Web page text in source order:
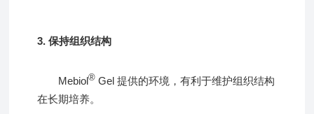
3. 保持组织结构
Mebiol® Gel 提供的环境，有利于维护组织结构
在长期培养。